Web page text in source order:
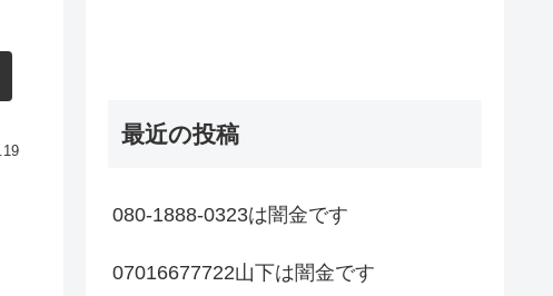
最近の投稿
080-1888-0323は闇金です
07016677722山下は闇金です